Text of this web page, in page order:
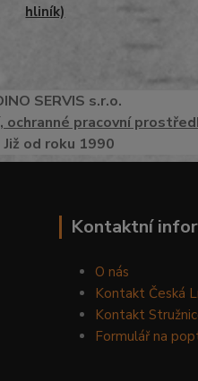
hliník)
SERVIS s.r.o.
ochranné pracovní
Již od roku 1990
Kontaktní
O nás
Kontakt Česká
Kontakt
Formulář na